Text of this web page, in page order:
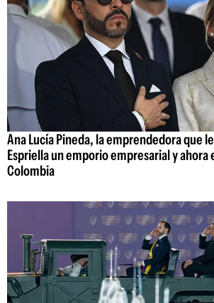
Ana Lucía Pineda, la emprendedora que
Espriella un emporio empresarial y ahora
Colombia